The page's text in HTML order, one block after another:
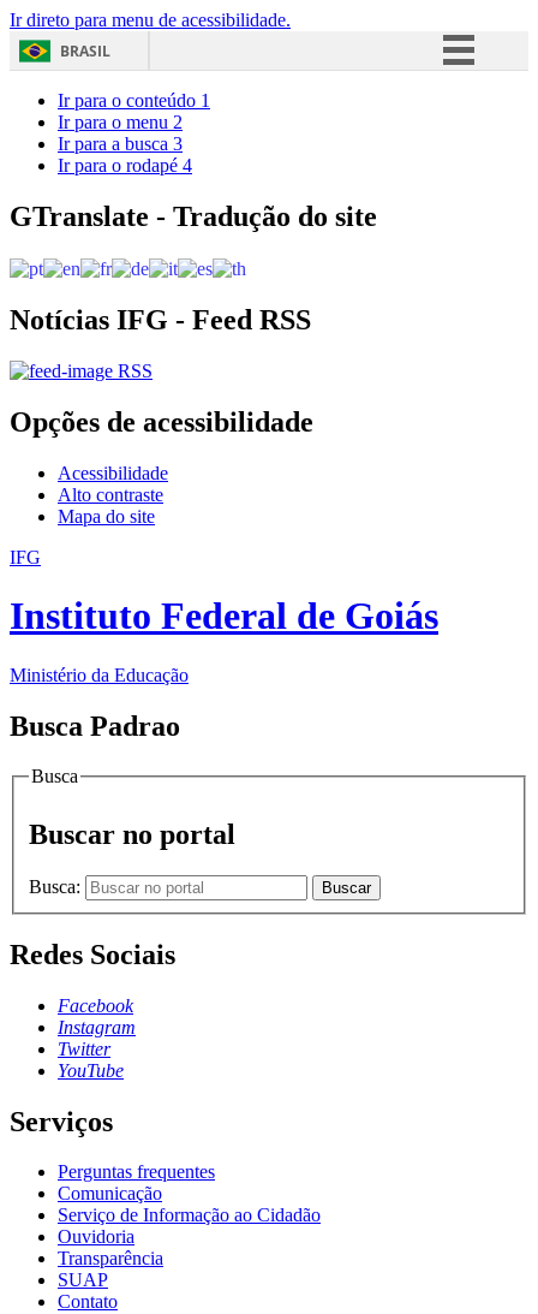
Ir direto para menu de acessibilidade.
BRASIL
Acesso à informação
Ir para o conteúdo 1
Ir para o menu 2
Ir para a busca 3
Ir para o rodapé 4
GTranslate - Tradução do site
Notícias IFG - Feed RSS
RSS
Opções de acessibilidade
Acessibilidade
Alto contraste
Mapa do site
IFG
Instituto Federal de Goiás
Ministério da Educação
Busca Padrao
Busca
Buscar no portal
Busca: Buscar
Redes Sociais
Facebook
Instagram
Twitter
YouTube
Serviços
Perguntas frequentes
Comunicação
Serviço de Informação ao Cidadão
Ouvidoria
Transparência
SUAP
Contato